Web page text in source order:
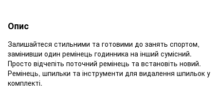
Опис
Залишайтеся стильними та готовими до занять спортом,
замінивши один ремінець годинника на інший сумісний.
Просто відчепіть поточний ремінець та встановіть новий.
Ремінець, шпильки та інструменти для видалення шпильок у
комплекті.